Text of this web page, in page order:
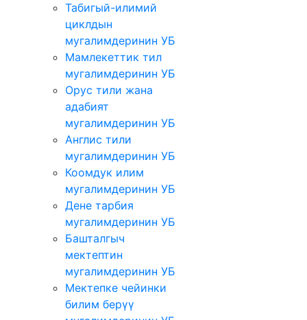
Табигый-илимий
циклдын
мугалимдеринин УБ
Мамлекеттик тил
мугалимдеринин УБ
Орус тили жана
адабият
мугалимдеринин УБ
Англис тили
мугалимдеринин УБ
Коомдук илим
мугалимдеринин УБ
Дене тарбия
мугалимдеринин УБ
Башталгыч
мектептин
мугалимдеринин УБ
Мектепке чейинки
билим берүү